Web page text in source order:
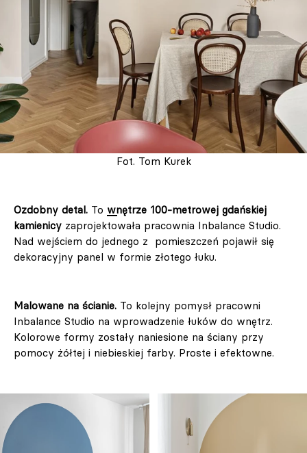
Fot. Tom Kurek
Ozdobny detal. To wnętrze 100-metrowej gdańskiej
kamienicy zaprojektowała pracownia Inbalance Studio.
Nad wejściem do jednego z pomieszczeń pojawił się
dekoracyjny panel w formie złotego łuku.
Malowane na ścianie. To kolejny pomysł pracowni
Inbalance Studio na wprowadzenie łuków do wnętrz.
Kolorowe formy zostały naniesione na ściany przy
pomocy żółtej i niebieskiej farby. Proste i efektowne.